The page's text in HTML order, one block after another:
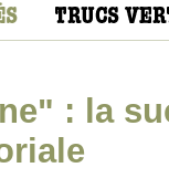
: la